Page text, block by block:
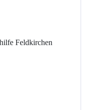
Feldkirchen